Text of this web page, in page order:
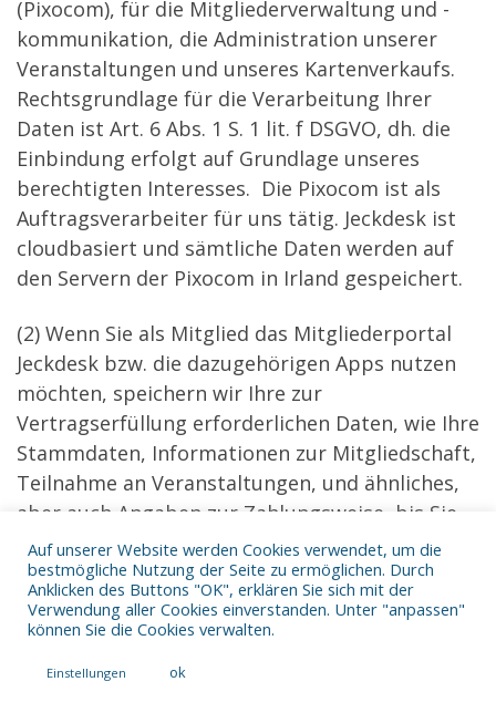
(Pixocom), für die Mitgliederverwaltung und -
kommunikation, die Administration unserer
Veranstaltungen und unseres Kartenverkaufs.
Rechtsgrundlage für die Verarbeitung Ihrer
Daten ist Art. 6 Abs. 1 S. 1 lit. f DSGVO, dh. die
Einbindung erfolgt auf Grundlage unseres
berechtigten Interesses. Die Pixocom ist als
Auftragsverarbeiter für uns tätig. Jeckdesk ist
cloudbasiert und sämtliche Daten werden auf
den Servern der Pixocom in Irland gespeichert.
(2) Wenn Sie als Mitglied das Mitgliederportal
Jeckdesk bzw. die dazugehörigen Apps nutzen
möchten, speichern wir Ihre zur
Vertragserfüllung erforderlichen Daten, wie Ihre
Stammdaten, Informationen zur Mitgliedschaft,
Teilnahme an Veranstaltungen, und ähnliches,
aber auch Angaben zur Zahlungsweise, bis Sie
Ihren Zugang endgültig löschen bzw. die
Vertragsbeziehung beendet wird. Weiterhin
speichern wir die von Ihnen angegebenen
freiwilligen Daten für die Zeit Ihrer Nutzung des
Portals, soweit Sie diese nicht zuvor löschen.
Auf unserer Website werden Cookies verwendet, um die
bestmögliche Nutzung der Seite zu ermöglichen. Durch
Anklicken des Buttons "OK", erklären Sie sich mit der
Verwendung aller Cookies einverstanden. Unter "anpassen"
können Sie die Cookies verwalten.
Einstellungen ok